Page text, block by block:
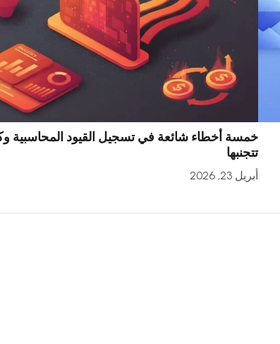
خمسة أخطاء شائعة في تسجيل القيود المحاسبية
تتجنبها
أبريل 23, 2026